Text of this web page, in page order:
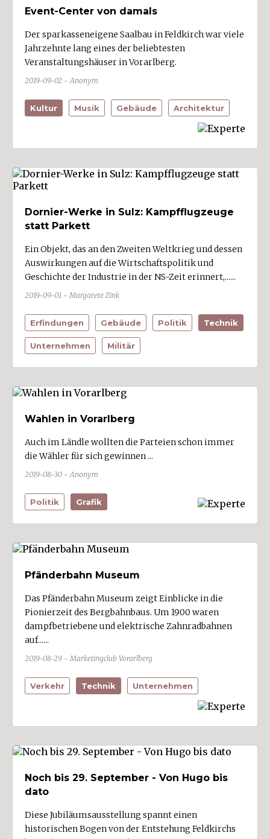
Event-Center von damals
Der sparkasseneigene Saalbau in Feldkirch war viele
Jahrzehnte lang eines der beliebtesten
Veranstaltungshäuser in Vorarlberg.
2019-09-02 - Anonym
Kultur Musik Gebäude Architektur
Dornier-Werke in Sulz: Kampfflugzeuge
statt Parkett
Ein Objekt, das an den Zweiten Weltkrieg und dessen
Auswirkungen auf die Wirtschaftspolitik und
Geschichte der Industrie in der NS-Zeit erinnert,......
2019-09-01 - Margarete Zink
Erfindungen Gebäude Politik Technik
Unternehmen Militär
Wahlen in Vorarlberg
Auch im Ländle wollten die Parteien schon immer
die Wähler für sich gewinnen ...
2019-08-30 - Anonym
Politik Grafik
Pfänderbahn Museum
Das Pfänderbahn Museum zeigt Einblicke in die
Pionierzeit des Bergbahnbaus. Um 1900 waren
dampfbetriebene und elektrische Zahnradbahnen
auf......
2019-08-29 - Marketingclub Vorarlberg
Verkehr Technik Unternehmen
Noch bis 29. September - Von Hugo bis
dato
Diese Jubiläumsausstellung spannt einen
historischen Bogen von der Entstehung Feldkirchs